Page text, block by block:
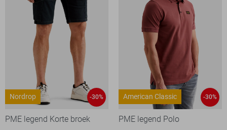
Nordrop -30%
PME legend Korte broek
American Classic -30%
PME legend Polo